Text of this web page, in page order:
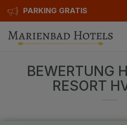
PARKING GRATIS
Alle Hotels
BEWERTUNG
RESORT